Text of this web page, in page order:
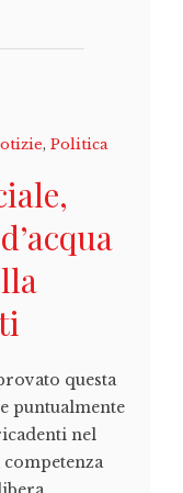
, Politica
questa
puntualmente
nel